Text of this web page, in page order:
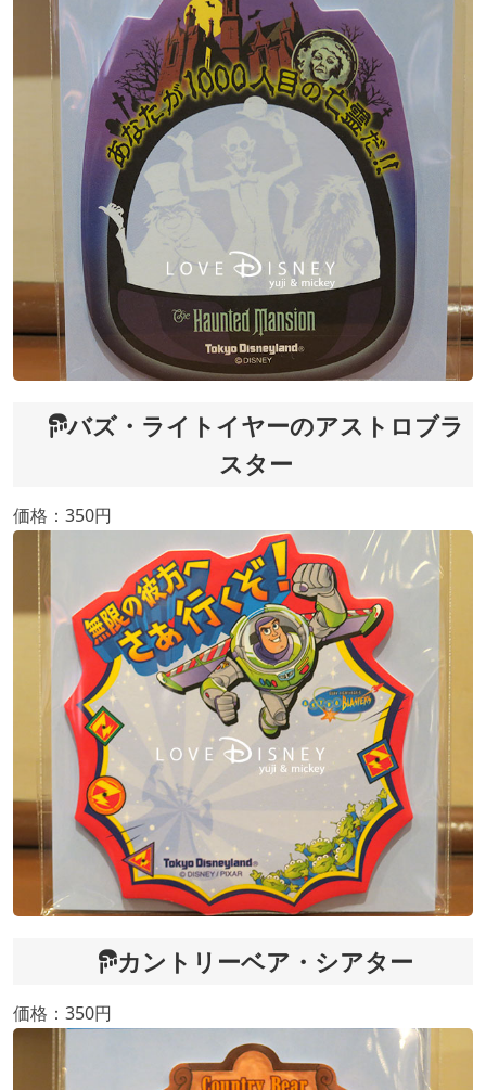
バズ・ライトイヤーのアストロブラ
スター
価格：350円
カントリーベア・シアター
価格：350円